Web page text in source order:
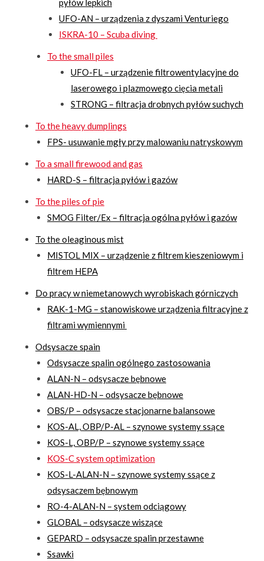
UFO-AN – urządzenia z dyszami Venturiego
ISKRA-10 – Scuba diving
To the small piles
UFO-FL – urządzenie filtrowentylacyjne do
laserowego i plazmowego cięcia metali
STRONG – filtracja drobnych pyłów suchych
To the heavy dumplings
FPS- usuwanie mgły przy malowaniu natryskowym
To a small firewood and gas
HARD-S – filtracja pyłów i gazów
To the piles of pie
SMOG Filter/Ex – filtracja ogólna pyłów i gazów
To the oleaginous mist
MISTOL MIX – urządzenie z filtrem kieszeniowym i
filtrem HEPA
Do pracy w niemetanowych wyrobiskach górniczych
RAK-1-MG – stanowiskowe urządzenia filtracyjne z
filtrami wymiennymi
Odsysacze spain
Odsysacze spalin ogólnego zastosowania
ALAN-N – odsysacze bębnowe
ALAN-HD-N – odsysacze bębnowe
OBS/P – odsysacze stacjonarne balansowe
KOS-AL, OBP/P-AL – szynowe systemy ssące
KOS-L, OBP/P – szynowe systemy ssące
KOS-C system optimization
KOS-L-ALAN-N – szynowe systemy ssące z
odsysaczem bębnowym
RO-4-ALAN-N – system odciągowy
GLOBAL – odsysacze wiszące
GEPARD – odsysacze spalin przestawne
Ssawki